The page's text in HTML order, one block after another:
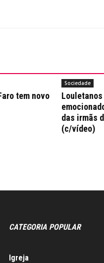
tem novo
Sociedade
das irmãs
(c/vídeo)
CATEGORIA POPULAR
Igreja